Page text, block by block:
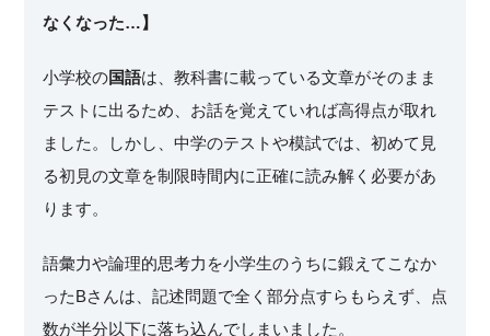
なくなった…】
小学校の国語は、教科書に載っている文章がそのまま
テストに出るため、お話を覚えていれば高得点が取れ
ました。しかし、中学のテストや模試では、初めて見
る初見の文章を制限時間内に正確に読み解く必要があ
ります。
語彙力や論理的思考力を小学生のうちに鍛えてこなか
ったBさんは、記述問題で全く部分点すらもらえず、点
数が半分以下に落ち込んでしまいました。